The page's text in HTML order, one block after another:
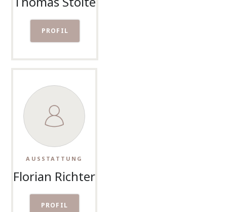
PROFIL
AUSSTATTUNG
Florian Richter
PROFIL